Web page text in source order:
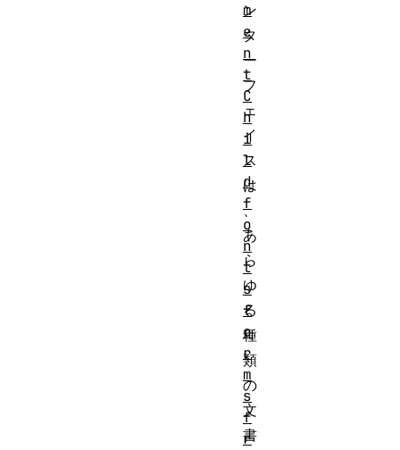
ン
タ
ー
フ
ェ
イ
ス
は
、
あ
ら
ゆ
る
種
類
の
文
書
m
e
n
t
C
h
i
l
d
f
o
n
t
s
f
o
r
m
s
f
r